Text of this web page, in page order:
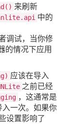
来刷新
中的
调试，当你修
的情况下应用
应该在导入
之前已经
，这通常是
一次。如果你
设置影响了